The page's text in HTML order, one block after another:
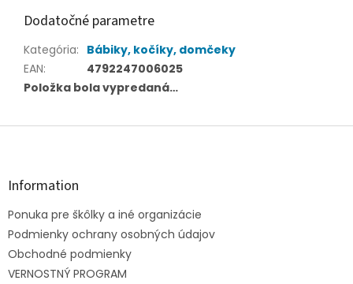
Dodatočné parametre
Kategória: Bábiky, kočíky, domčeky
EAN:
4792247006025
Položka bola vypredaná…
Z
Information
Ponuka pre škôlky a iné organizácie
Podmienky ochrany osobných údajov
Obchodné podmienky
VERNOSTNÝ PROGRAM